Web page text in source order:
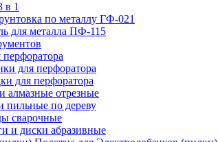
в 1
по металлу ГФ-021
для металла ПФ-115
для перфоратора
для перфоратора
алмазные отрезные
пильные по дереву
сварочные
и диски абразивные